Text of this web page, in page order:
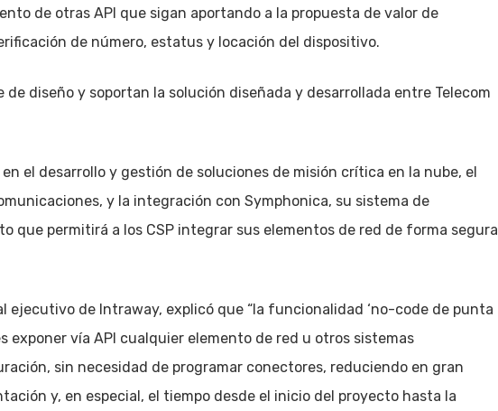
de otras API que sigan aportando a la propuesta de valor de
de número, estatus y locación del dispositivo.
de diseño y soportan la solución diseñada y desarrollada entre Telecom
el desarrollo y gestión de soluciones de misión crítica en la nube, el
y la integración con Symphonica, su sistema de
que permitirá a los CSP integrar sus elementos de red de forma segura
ejecutivo de Intraway, explicó que “la funcionalidad ‘no-code de punta
exponer vía API cualquier elemento de red u otros sistemas
sin necesidad de programar conectores, reduciendo en gran
y, en especial, el tiempo desde el inicio del proyecto hasta la